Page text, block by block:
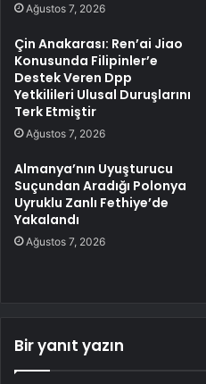
Ağustos 7, 2026
Çin Anakarası: Ren’ai Jiao
Konusunda Filipinler’e
Destek Veren Dpp
Yetkilileri Ulusal Duruşlarını
Terk Etmiştir
Ağustos 7, 2026
Almanya’nın Uyuşturucu
Suçundan Aradığı Polonya
Uyruklu Zanlı Fethiye’de
Yakalandı
Ağustos 7, 2026
Bir yanıt yazın